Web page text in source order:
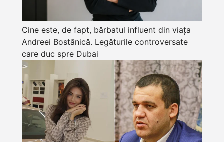
Cine este, de fapt, bărbatul influent din viața
Andreei Bostănică. Legăturile controversate
care duc spre Dubai